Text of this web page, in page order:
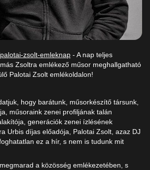
zsolt-emleknap - A nap teljes
Zsoltra emlékező műsor meghallgatható
Palotai Zsolt emlékoldalon!
hogy barátunk, műsorkészítő társunk,
műsoraink zenei profiljának talán
generációk zenei ízlésének
Urbis díjas előadója, Palotai Zsolt, azaz DJ
ez a hír, s nem is tudunk mit
a közösség emlékezetében, s